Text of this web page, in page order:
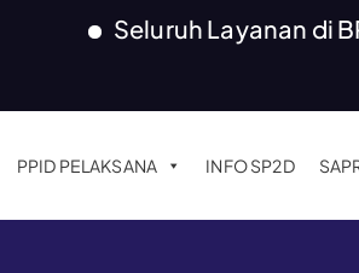
Seluruh Layanan di BPKAD
PPID PELAKSANA INFO SP2D